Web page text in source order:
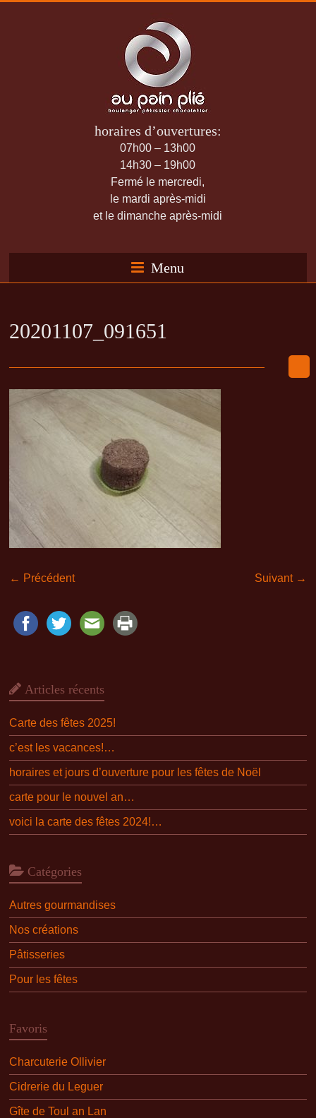
horaires d’ouvertures:
07h00 – 13h00
14h30 – 19h00
Fermé le mercredi,
le mardi après-midi
et le dimanche après-midi
Menu
20201107_091651
← Précédent Suivant →
Articles récents
Carte des fêtes 2025!
c’est les vacances!…
horaires et jours d’ouverture pour les fêtes de Noël
carte pour le nouvel an…
voici la carte des fêtes 2024!…
Catégories
Autres gourmandises
Nos créations
Pâtisseries
Pour les fêtes
Favoris
Charcuterie Ollivier
Cidrerie du Leguer
Gîte de Toul an Lan